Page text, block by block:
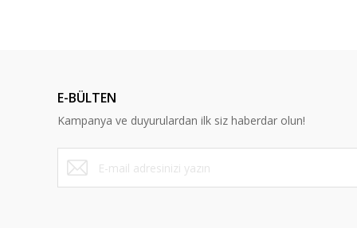
E-BÜLTEN
Kampanya ve duyurulardan ilk siz haberdar olun!